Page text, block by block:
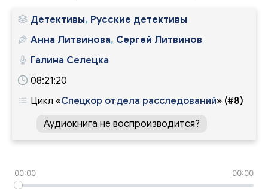
Детективы, Русские детективы
Анна Литвинова, Сергей Литвинов
Галина Селецка
08:21:20
Цикл «Спецкор отдела расследований» (#8)
Аудиокнига не воспроизводится?
00:00 00:00